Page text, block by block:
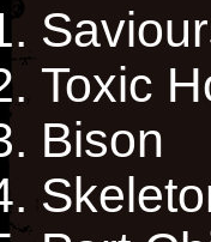
Toxic
Bison